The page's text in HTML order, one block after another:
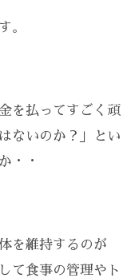
。
を払ってすごく頑
ないのか？」とい
・・
を維持するのが
て食事の管理やト